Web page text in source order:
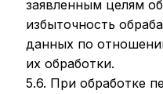
заявленным целям
избыточность
данных по
их обработки.
5.6. При обработке